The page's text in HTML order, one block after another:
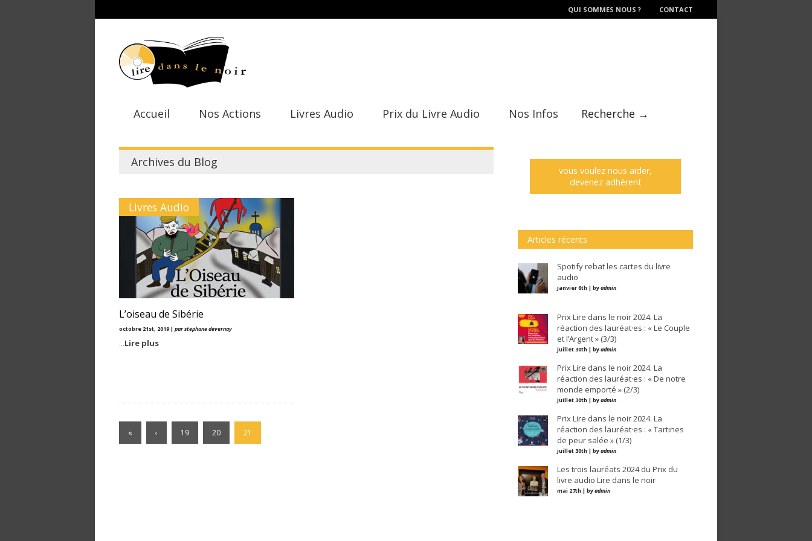
QUI SOMMES NOUS ? CONTACT
Accueil Nos Actions Livres Audio Prix du Livre Audio Nos Infos Recherche →
Archives du Blog
Livres Audio
L’oiseau de Sibérie
octobre 21st, 2019 | par stephane devernay
...Lire plus
« ‹ 19 20 21
vous voulez nous aider,
devenez adhérent
Articles récents
Spotify rebat les cartes du livre
audio
janvier 6th | byadmin
Prix Lire dans le noir 2024. La
réaction des lauréat·es : « Le Couple
et l’Argent » (3/3)
juillet 30th | byadmin
Prix Lire dans le noir 2024. La
réaction des lauréat·es : « De notre
monde emporté » (2/3)
juillet 30th | byadmin
Prix Lire dans le noir 2024. La
réaction des lauréat·es : « Tartines
de peur salée » (1/3)
juillet 30th | byadmin
Les trois lauréats 2024 du Prix du
livre audio Lire dans le noir
mai 27th | byadmin